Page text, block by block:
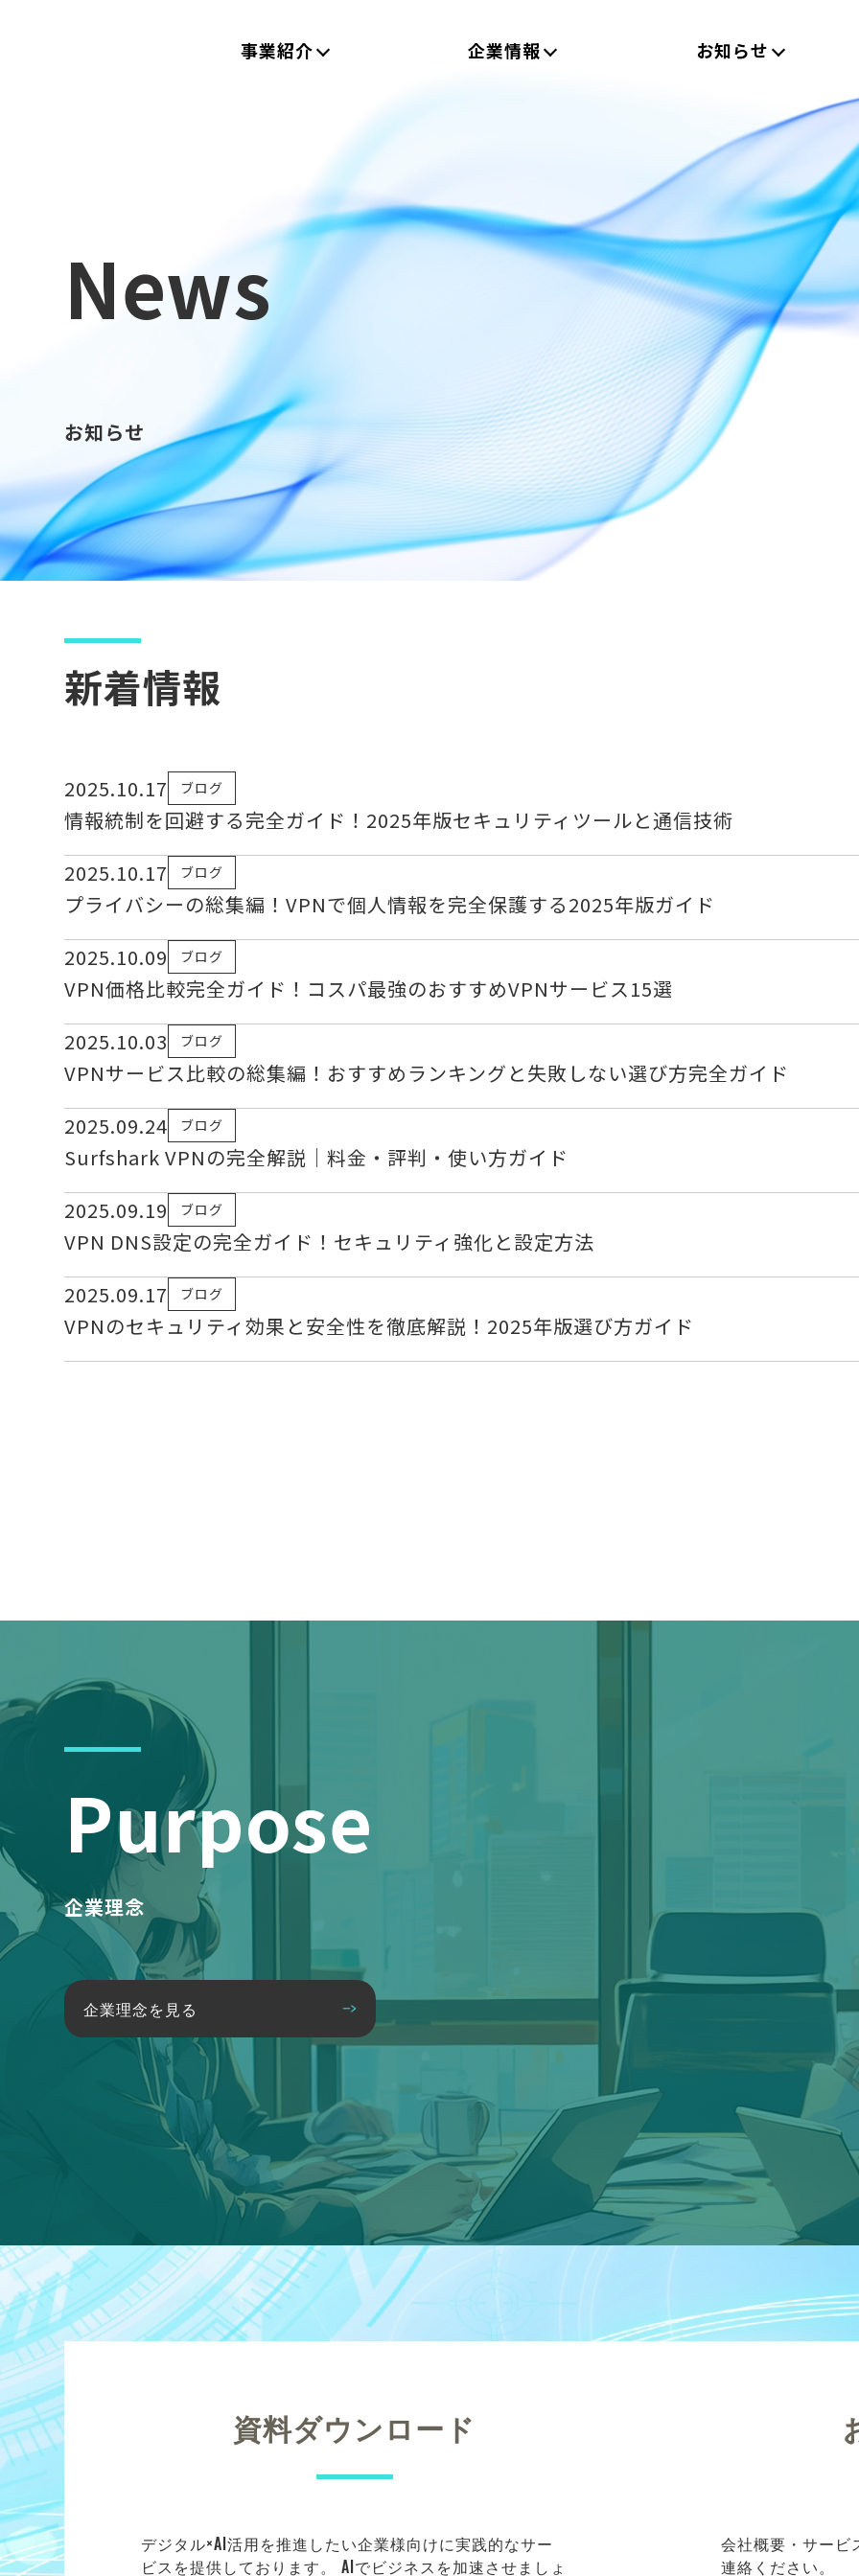
事業紹介 企業情報 お知らせ
News
お知らせ
新着情報
2025.10.17 ブログ
情報統制を回避する完全ガイド！2025年版セキュリティツールと通信技術
2025.10.17
ブログ
プライバシーの総集編！VPNで個人情報を完全保護する2025年版ガイド
2025.10.09
ブログ
VPN価格比較完全ガイド！コスパ最強のおすすめVPNサービス15選
2025.10.03
ブログ
VPNサービス比較の総集編！おすすめランキングと失敗しない選び方完全ガイド
2025.09.24
ブログ
Surfshark VPNの完全解説｜料金・評判・使い方ガイド
2025.09.19
ブログ
VPN DNS設定の完全ガイド！セキュリティ強化と設定方法
2025.09.17
ブログ
VPNのセキュリティ効果と安全性を徹底解説！2025年版選び方ガイド
Purpose
企業理念
企業理念を見る
資料ダウンロード
デジタル×AI活用を推進したい企業様向けに実践的なサー
ビスを提供しております。 AIでビジネスを加速させましょ
会社概要・サービ
連絡ください。